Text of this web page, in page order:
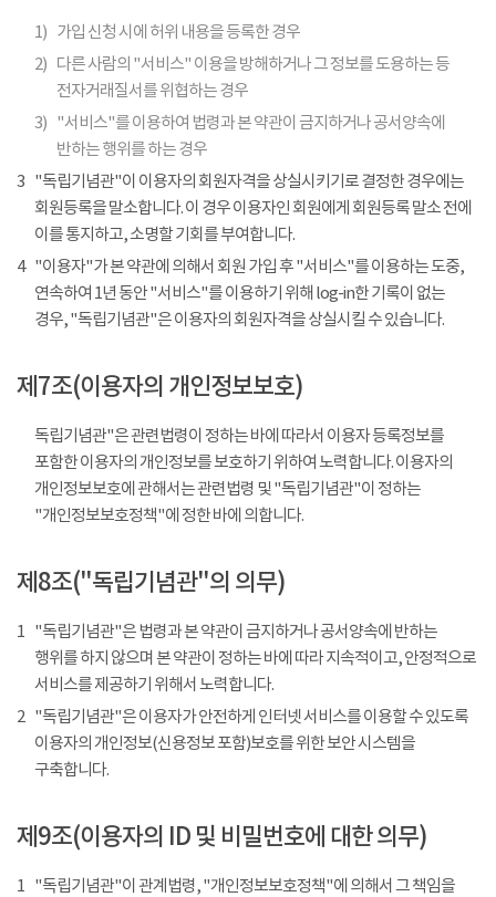
1) 가입 신청 시에 허위 내용을 등록한 경우
2) 다른 사람의 "서비스" 이용을 방해하거나 그 정보를 도용하는 등
전자거래질서를 위협하는 경우
3) "서비스"를 이용하여 법령과 본 약관이 금지하거나 공서양속에
반하는 행위를 하는 경우
3 "독립기념관"이 이용자의 회원자격을 상실시키기로 결정한 경우에는
회원등록을 말소합니다. 이 경우 이용자인 회원에게 회원등록 말소 전에
이를 통지하고, 소명할 기회를 부여합니다.
4
"이용자"가 본 약관에 의해서 회원 가입 후 "서비스"를 이용하는 도중,
연속하여 1년 동안 "서비스"를 이용하기 위해 log-in한 기록이 없는
경우, "독립기념관"은 이용자의 회원자격을 상실시킬 수 있습니다.
제7조(이용자의 개인정보보호)
독립기념관"은 관련법령이 정하는 바에 따라서 이용자 등록정보를
포함한 이용자의 개인정보를 보호하기 위하여 노력합니다. 이용자의
개인정보보호에 관해서는 관련법령 및 "독립기념관"이 정하는
"개인정보보호정책"에 정한 바에 의합니다.
제8조("독립기념관"의 의무)
1 "독립기념관"은 법령과 본 약관이 금지하거나 공서양속에 반하는
행위를 하지 않으며 본 약관이 정하는 바에 따라 지속적이고, 안정적으로
서비스를 제공하기 위해서 노력합니다.
2 "독립기념관"은 이용자가 안전하게 인터넷 서비스를 이용할 수 있도록
이용자의 개인정보(신용정보 포함)보호를 위한 보안 시스템을
구축합니다.
제9조(이용자의 ID 및 비밀번호에 대한 의무)
1 "독립기념관"이 관계법령, "개인정보보호정책"에 의해서 그 책임을